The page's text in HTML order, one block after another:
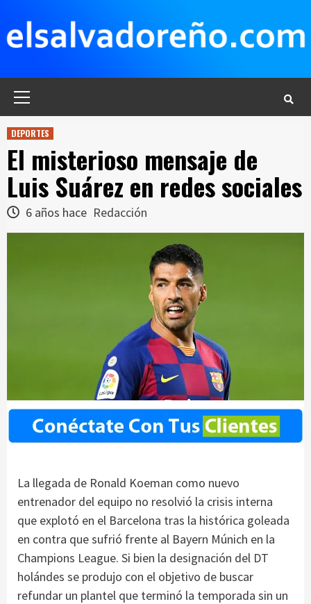
contenido
DEPORTES
El misterioso mensaje de
Luis Suárez en redes sociales
6 años hace Redacción
La llegada de Ronald Koeman como nuevo
entrenador del equipo no resolvió la crisis interna
que explotó en el Barcelona tras la histórica goleada
en contra que sufrió frente al Bayern Múnich en la
Champions League. Si bien la designación del DT
holándes se produjo con el objetivo de buscar
refundar un plantel que terminó la temporada sin un